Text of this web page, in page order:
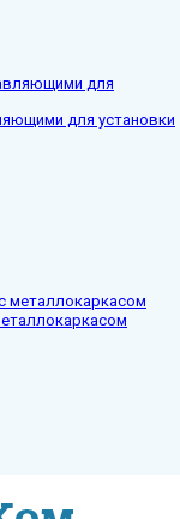
для установки